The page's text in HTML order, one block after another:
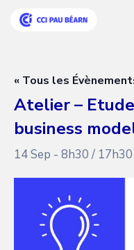
CCI
Vos
Besoins
Articles
Solutions
« Tous les
Atelier –
business
14 Sep - 8h30/ 17h30